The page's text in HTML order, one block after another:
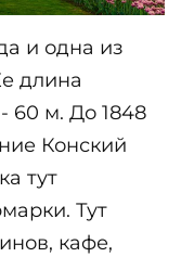
и одна из
длина
60 м. До 1848
Конский
тут
Тут
кафе,